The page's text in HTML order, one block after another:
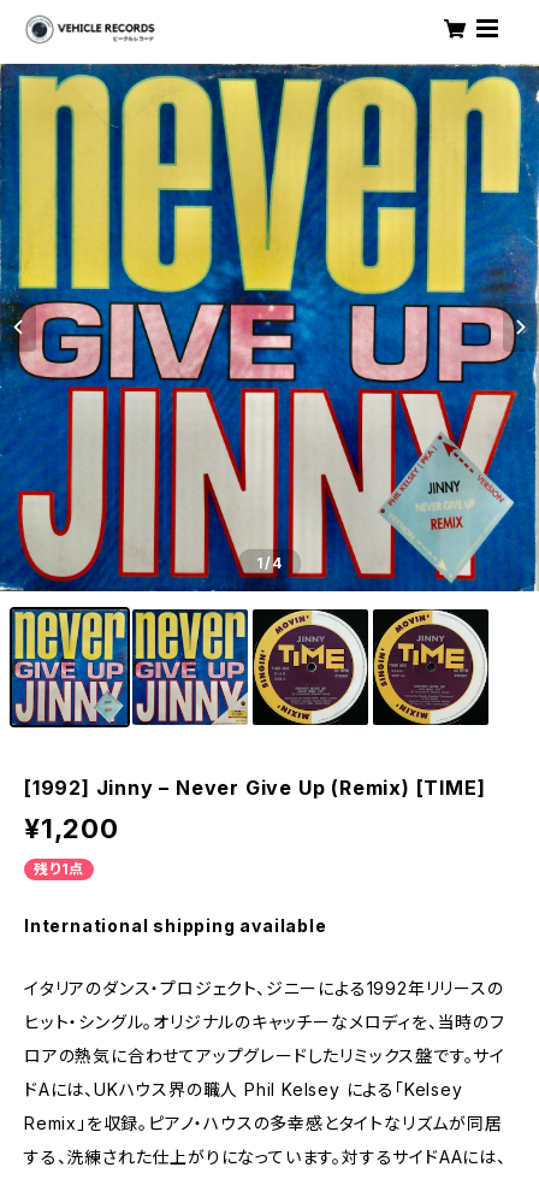
1/4
[1992] Jinny – Never Give Up (Remix) [TIME]
¥1,200
残り1点
International shipping available
イタリアのダンス・プロジェクト、ジニーによる1992年リリースの
ヒット・シングル。オリジナルのキャッチーなメロディを、当時のフ
ロアの熱気に合わせてアップグレードしたリミックス盤です。サイ
ドAには、UKハウス界の職人 Phil Kelsey による「Kelsey
Remix」を収録。ピアノ・ハウスの多幸感とタイトなリズムが同居
する、洗練された仕上がりになっています。対するサイドAAには、